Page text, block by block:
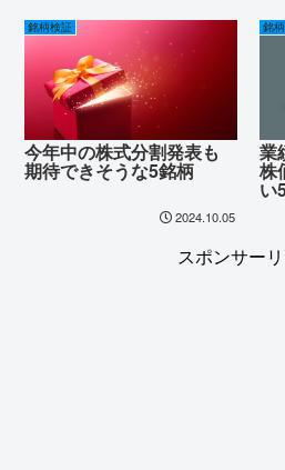
銘柄検証
今年中の株式分割発表も
期待できそうな5銘柄
2024.10.05
銘
業
株
い
スポンサー